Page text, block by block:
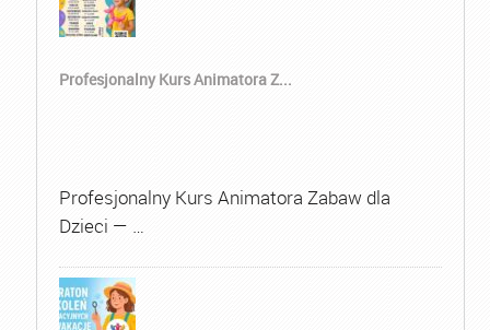
Profesjonalny Kurs Animatora Z...
Profesjonalny Kurs Animatora Zabaw dla
Dzieci — …